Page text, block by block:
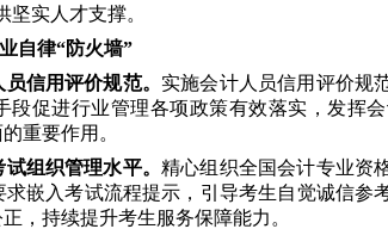
坚实人才支撑。
自律“防火墙”
信用评价规范。 实施会计人员信用评价规
段促进行业管理各项政策有效落实，发挥
重要作用。
组织管理水平。精心组织全国会计专业资
嵌入考试流程提示，引导考生自觉诚信参
，持续提升考生服务保障能力。